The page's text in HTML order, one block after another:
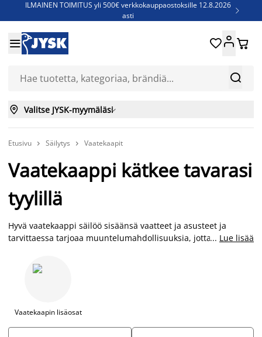
ILMAINEN TOIMITUS yli 500€ verkkokauppaostoksille 12.8.2026
asti

Jenkkisänkyjä - Säästä jopa 60%


 
 Valitse JYSK-myymäläsi
Etusivu  Säilytys  Vaatekaapit
Vaatekaappi kätkee tavarasi
tyylillä
Hyvä vaatekaappi säilöö sisäänsä vaatteet ja asusteet ja
tarvittaessa tarjoaa muuntelumahdollisuuksia, jotta saat
Etsitkö kapeaa vaatekaappia, vai leveää mallia useilla ovilla ja
laatikoilla? Ehkäpä peileillä varustettu liukuovellinen
... Lue lisää
Vaatekaapin lisäosat